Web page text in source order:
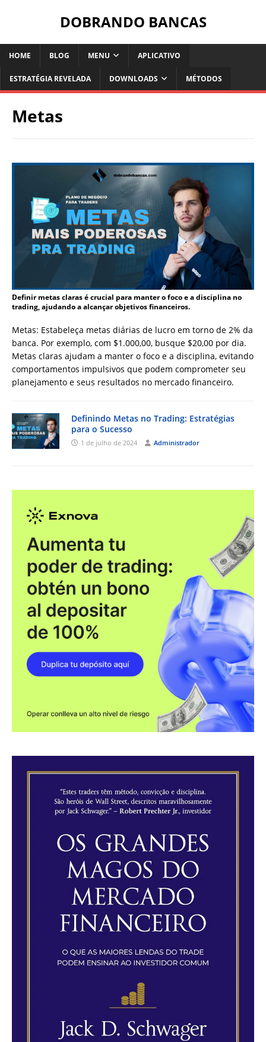
DOBRANDO BANCAS
HOME BLOG MENU APLICATIVO
ESTRATÉGIA REVELADA DOWNLOADS MÉTODOS
Metas
Definir metas claras é crucial para manter o foco e a disciplina no
trading, ajudando a alcançar objetivos financeiros.
Metas: Estabeleça metas diárias de lucro em torno de 2% da
banca. Por exemplo, com $1.000,00, busque $20,00 por dia.
Metas claras ajudam a manter o foco e a disciplina, evitando
comportamentos impulsivos que podem comprometer seu
planejamento e seus resultados no mercado financeiro.
Definindo Metas no Trading: Estratégias
para o Sucesso
1 de julho de 2024 Administrador